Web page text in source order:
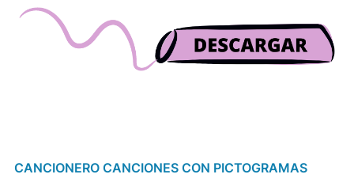
CANCIONERO CANCIONES CON PICTOGRAMAS